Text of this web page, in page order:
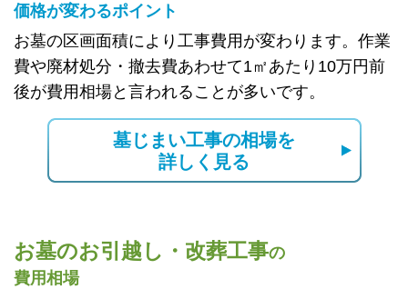
価格が変わるポイント
お墓の区画面積により工事費用が変わります。作業
費や廃材処分・撤去費あわせて1㎡あたり10万円前
後が費用相場と言われることが多いです。
墓じまい工事の相場を
詳しく見る
お墓のお引越し・改葬工事の
費用相場